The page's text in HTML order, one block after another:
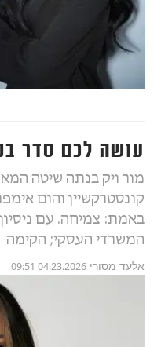
עושה לכם סדר
מור ויק בנתה שיטה
קונסטרקשיין והום
באמת: צמיחה. עם
המשרדי העסקי; הקימה
אלעד מסורי 04.23.2026 09:51